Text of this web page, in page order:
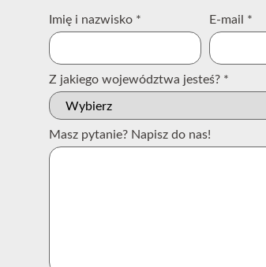
Imię i nazwisko * E-mail *
Z jakiego województwa jesteś? *
Masz pytanie? Napisz do nas!